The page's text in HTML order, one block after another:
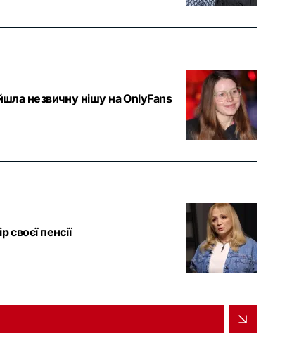
незвичну нішу на OnlyFans
пенсії